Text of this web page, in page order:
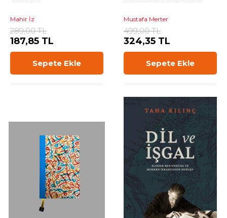
Mahir İz
289,00 TL
187,85 TL
Sepete Ekle
Mustafa Merter
499,00 TL
324,35 TL
Sepete Ekle